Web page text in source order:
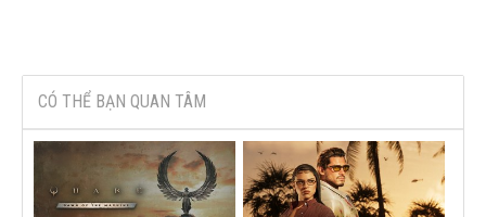
CÓ THỂ BẠN QUAN TÂM